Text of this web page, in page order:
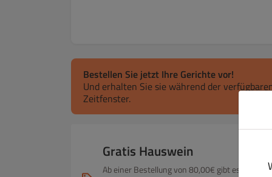
Bestellen Sie jetzt Ihre Gerichte vor!
Und erhalten Sie sie während der
Zeitfenster.
Gratis Hauswein
Ab einer Bestellung von 80,00€ gibt es einen